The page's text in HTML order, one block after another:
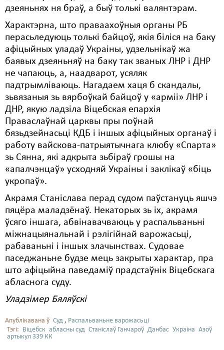
дзеяньнях ня браў, а быў толькі валянтэрам.
Характэрна, што праваахоўныя органы РБ
перасьледуюць толькі байцоў, якія біліся на баку
афіцыйных уладаў Украіны, удзельнікаў жа
баявых дзеяньняў на баку так званых ЛНР і ДНР
не чапаюць, а, наадварот, усяляк
падтрымліваюць. Нагадаем хаця б скандалы,
зьвязаныя зь вярбоўкай байцоў у «арміі» ЛНР і
ДНР, якую ладзіла Віцебская епархія
Праваслаўнай царквы пры поўнай
бязьдзейнасьці КДБ і іншых афіцыйных органаў і
работу вайскова-патрыятычнага клюбу «Спарта»
зь Сянна, які адкрыта зьбіраў грошы на
«апалчэнцаў» усходняй Украіны і заклікаў «біць
укропаў».
Акрамя Станіслава перад судом паўстануць яшчэ
пяцёра маладзёнаў. Некаторых зь іх, акрамя
ўсяго іншага, абвінавачваюць у распальваньні
міжнацыянальнай і рэлігійнай варожасьці,
рабаваньні і іншых злачынствах. Судовае
паседжаньне будзе мець закрыты характар, пра
што афіцыйна паведаміў прадстаўнік Віцебскага
абласнога суду.
Уладзімер Бяляўскі
Апублікавана ў Суд , Распальваньне варожасьці
Тэгі: Віцебск абласны суд Станіслаў Ганчароў Данбас Украіна Азоў
артыкул 339 КК